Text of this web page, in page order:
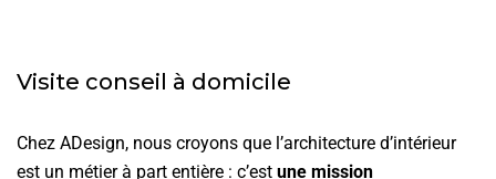
Visite conseil à domicile
Chez ADesign, nous croyons que l’architecture d’intérieur
est un métier à part entière : c’est une mission